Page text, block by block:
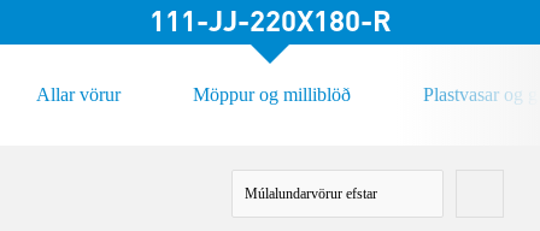
111-JJ-220X180-R
Allar vörur Möppur og milliblöð Plastvasar og